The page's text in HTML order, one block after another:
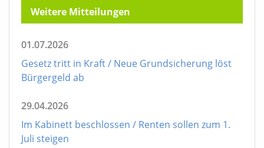
Weitere Mitteilungen
01.07.2026
Gesetz tritt in Kraft / Neue Grundsicherung löst
Bürgergeld ab
29.04.2026
Im Kabinett beschlossen / Renten sollen zum 1.
Juli steigen